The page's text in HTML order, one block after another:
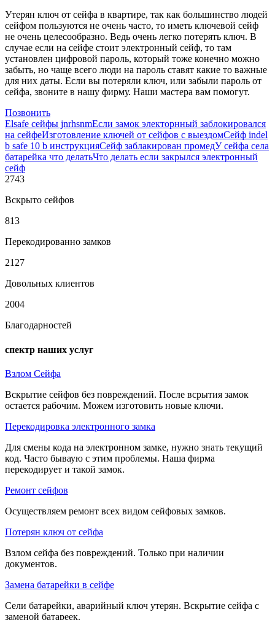
Утерян ключ от сейфа в квартире, так как большинство людей
сейфом пользуются не очень часто, то иметь ключевой сейф
не очень целесообразно. Ведь очень легко потерять ключ. В
случае если на сейфе стоит электронный сейф, то там
установлен цифровой пароль, который тоже конечно можно
забыть, но чаще всего люди на пароль ставят какие то важные
для них даты. Если вы потеряли ключ, или забыли пароль от
сейфа, звоните в нашу фирму. Наши мастера вам помогут.
Позвонить
Elsafe сейфы jnrhsnmЕсли замок электорнный заблокировался
на сейфеИзготовление ключей от сейфов с выездомСейф indel
b safe 10 b инструкцияСейф заблакирован промедУ сейфа села
батарейка что делатьЧто делать если закрылся электронный
сейф
2743
Вскрыто сейфов
813
Перекодированно замков
2127
Довольных клиентов
2004
Благодарностей
спектр наших услуг
Взлом Сейфа
Вскрытие сейфов без повреждений. После всрытия замок
остается рабочим. Можем изготовить новые ключи.
Перекодировка электронного замка
Для смены кода на электронном замке, нужно знать текущий
код. Часто бываую с этим проблемы. Наша фирма
перекодирует и такой замок.
Ремонт сейфов
Осуществляем ремонт всех видом сейфовых замков.
Потерян ключ от сейфа
Взлом сейфа без повреждений. Только при наличии
документов.
Замена батарейки в сейфе
Сели батарейки, аварийный ключ утерян. Вскрытие сейфа с
заменой батареек.